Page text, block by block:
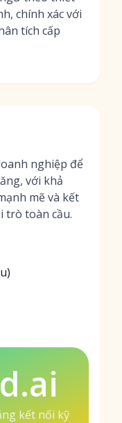
chính xác với
tích cấp
nghiệp để
với khả
mẽ và kết
trò toàn cầu.
kết nối kỹ